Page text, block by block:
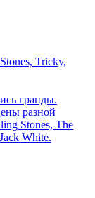
Tricky,
гранды.
разной
Stones, The
White.